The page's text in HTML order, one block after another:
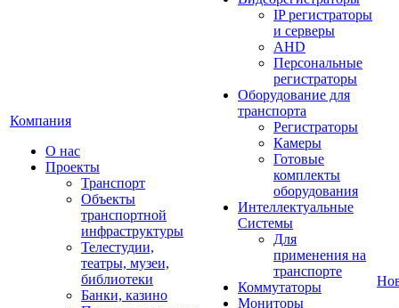
Компания
О нас
Проекты
Транспорт
Объекты
транспортной
инфраструктуры
Телестудии,
театры, музеи,
библиотеки
Банки, казино
IP регистраторы
и серверы
AHD
Персональные
регистраторы
Оборудование для
транспорта
Регистраторы
Камеры
Готовые
комплекты
оборудования
Интеллектуальные
Системы
Для
применения на
транспорте
Коммутаторы
Мониторы